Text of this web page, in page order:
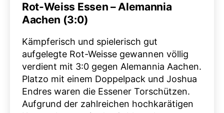
Rot-Weiss Essen – Alemannia
Aachen (3:0)
Kämpferisch und spielerisch gut
aufgelegte Rot-Weisse gewannen völlig
verdient mit 3:0 gegen Alemannia Aachen.
Platzo mit einem Doppelpack und Joshua
Endres waren die Essener Torschützen.
Aufgrund der zahlreichen hochkarätigen